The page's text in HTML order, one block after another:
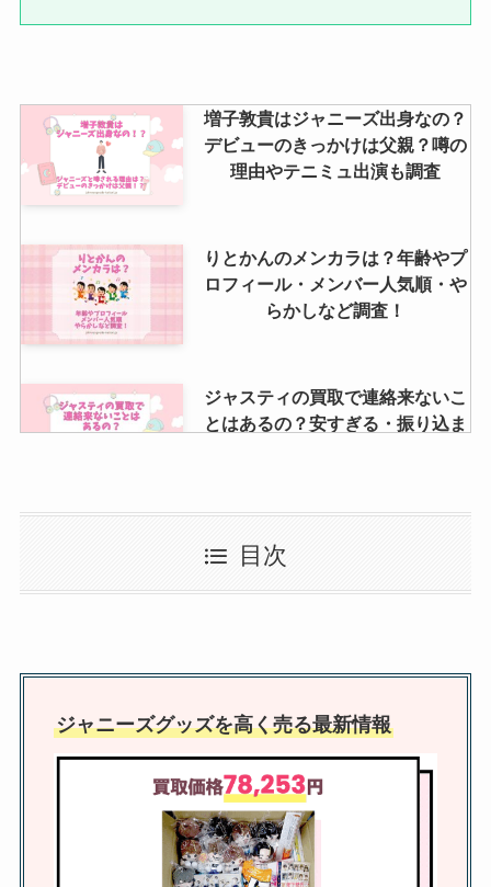
髙橋海人の同期は？入所日やジャ
ニーズに入ったきっかけ・仲良し
はいるのか等も調査！
なくなったら1人でも入れる？変
更期限や手続きは？
増子敦貴はジャニーズ出身なの？
デビューのきっかけは父親？噂の
理由やテニミュ出演も調査
りとかんのメンカラは？年齢やプ
ロフィール・メンバー人気順・や
らかしなど調査！
ジャスティの買取で連絡来ないこ
とはあるの？安すぎる・振り込ま
コミは？買取できないものや買取
店舗も調査！
Hey! Say! JUMPの初期メンバー
理由は？人気順も調査
関ジャニファンクラブの人数は？
値段や特典・会員証が話題？
SUPER EIGHTの会員番号も解説
目次
ジャニーズグッズを高く売る最新情報